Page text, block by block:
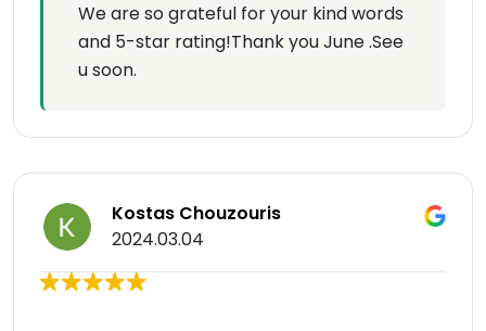
We are so grateful for your kind words
and 5-star rating!Thank you June .See
u soon.
Kostas Chouzouris
2024.03.04